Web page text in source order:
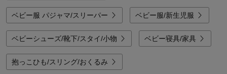
ベビー服 パジャマ/スリーパー ベビー服/新生児服
ベビーシューズ/靴下/スタイ/小物 ベビー寝具/家具
抱っこひも/スリング/おくるみ